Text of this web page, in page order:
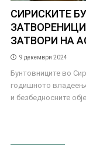
СИРИСКИТЕ
ЗАТВОРИ НА
9 декември 2024
Бунтовниците во
годишното
и безбедносните